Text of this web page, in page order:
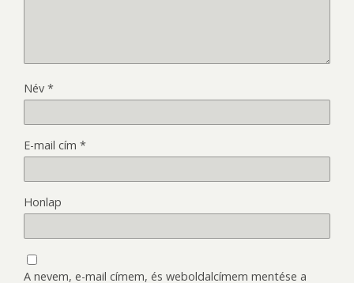
Név *
E-mail cím *
Honlap
A nevem, e-mail címem, és weboldalcímem mentése a